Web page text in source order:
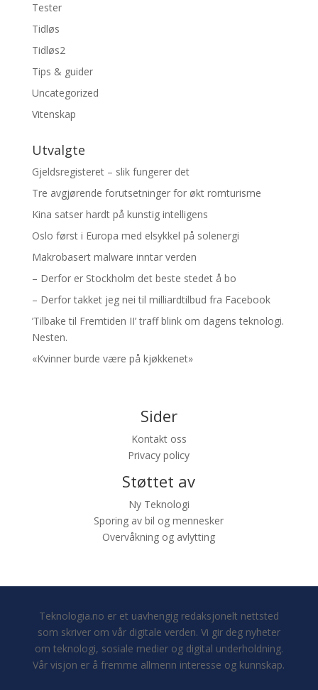
Tester
Tidløs
Tidløs2
Tips & guider
Uncategorized
Vitenskap
Utvalgte
Gjeldsregisteret – slik fungerer det
Tre avgjørende forutsetninger for økt romturisme
Kina satser hardt på kunstig intelligens
Oslo først i Europa med elsykkel på solenergi
Makrobasert malware inntar verden
– Derfor er Stockholm det beste stedet å bo
– Derfor takket jeg nei til milliardtilbud fra Facebook
’Tilbake til Fremtiden II’ traff blink om dagens teknologi.
Nesten.
«Kvinner burde være på kjøkkenet»
Sider
Kontakt oss
Privacy policy
Støttet av
Ny Teknologi
Sporing av bil og mennesker
Overvåkning og avlytting
Teknologia.no er et uavhengig redaksjonelt nettsted
som skriver om vår digitale verden. Vi gir deg nyheter
om teknologi, sosiale medier og digital underholdning.
Vår visjon er å fremme allmenn interesse og kunnskap.